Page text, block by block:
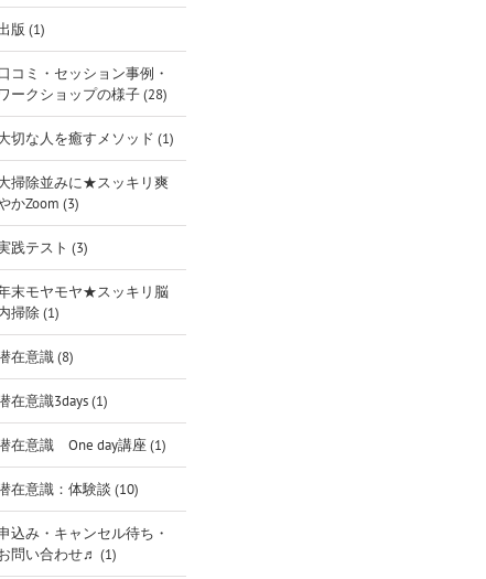
版 (1)
コミ・セッション事例・
ークショップの様子 (28)
切な人を癒すメソッド (1)
掃除並みに★スッキリ爽
かZoom (3)
践テスト (3)
末モヤモヤ★スッキリ脳
掃除 (1)
在意識 (8)
在意識3days (1)
在意識 One day講座 (1)
在意識：体験談 (10)
込み・キャンセル待ち・
問い合わせ♬ (1)